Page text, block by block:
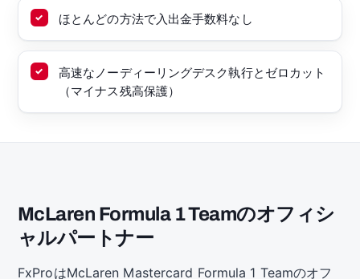
ほとんどの方法で入出金手数料なし
高速なノーディーリングデスク執行とゼロカット
（マイナス残高保護）
McLaren Formula 1 Teamのオフィシ
ャルパートナー
FxProはMcLaren Mastercard Formula 1 Teamのオフ